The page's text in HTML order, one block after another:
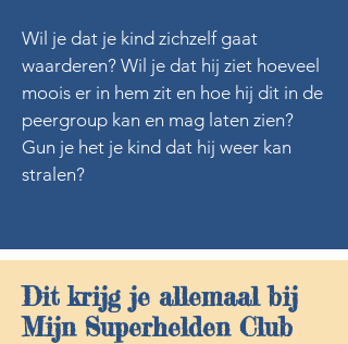
Wil je dat je kind zichzelf gaat
waarderen? Wil je dat hij ziet hoeveel
moois er in hem zit en hoe hij dit in de
peergroup kan en mag laten zien?
Gun je het je kind dat hij weer kan
stralen?
Dit krijg je allemaal bij
Mijn Superhelden Club